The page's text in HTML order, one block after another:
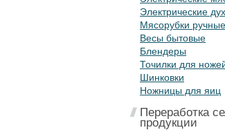
Электрические
Мясорубки ручные
Весы бытовые
Блендеры
Точилки для
Шинковки
Ножницы для яиц
Переработка
продукции